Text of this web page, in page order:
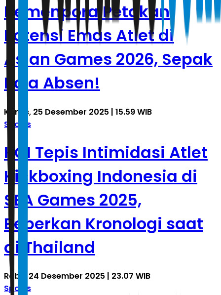
Kemenpora Petakan
Potensi Emas Atlet di
Asian Games 2026, Sepak
Bola Absen!
Kamis, 25 Desember 2025 | 15.59 WIB
Sports
KOI Tepis Intimidasi Atlet
Kickboxing Indonesia di
SEA Games 2025,
Beberkan Kronologi saat
di Thailand
Rabu, 24 Desember 2025 | 23.07 WIB
Sports